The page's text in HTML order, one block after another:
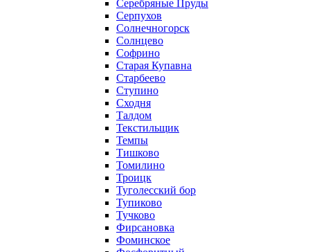
Серебряные Пруды
Серпухов
Солнечногорск
Солнцево
Софрино
Старая Купавна
Старбеево
Ступино
Сходня
Талдом
Текстильщик
Темпы
Тишково
Томилино
Троицк
Туголесский бор
Тупиково
Тучково
Фирсановка
Фоминское